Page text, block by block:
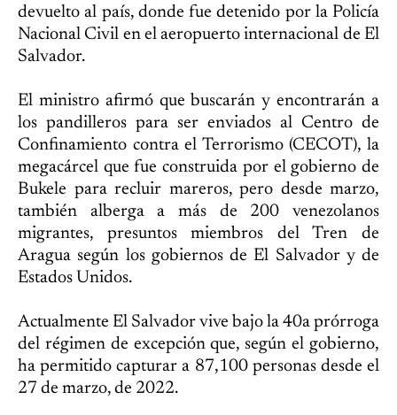
devuelto al país, donde fue detenido por la Policía
Nacional Civil en el aeropuerto internacional de El
Salvador.
El ministro afirmó que buscarán y encontrarán a
los pandilleros para ser enviados al Centro de
Confinamiento contra el Terrorismo (CECOT), la
megacárcel que fue construida por el gobierno de
Bukele para recluir mareros, pero desde marzo,
también alberga a más de 200 venezolanos
migrantes, presuntos miembros del Tren de
Aragua según los gobiernos de El Salvador y de
Estados Unidos.
Actualmente El Salvador vive bajo la 40a prórroga
del régimen de excepción que, según el gobierno,
ha permitido capturar a 87,100 personas desde el
27 de marzo, de 2022.